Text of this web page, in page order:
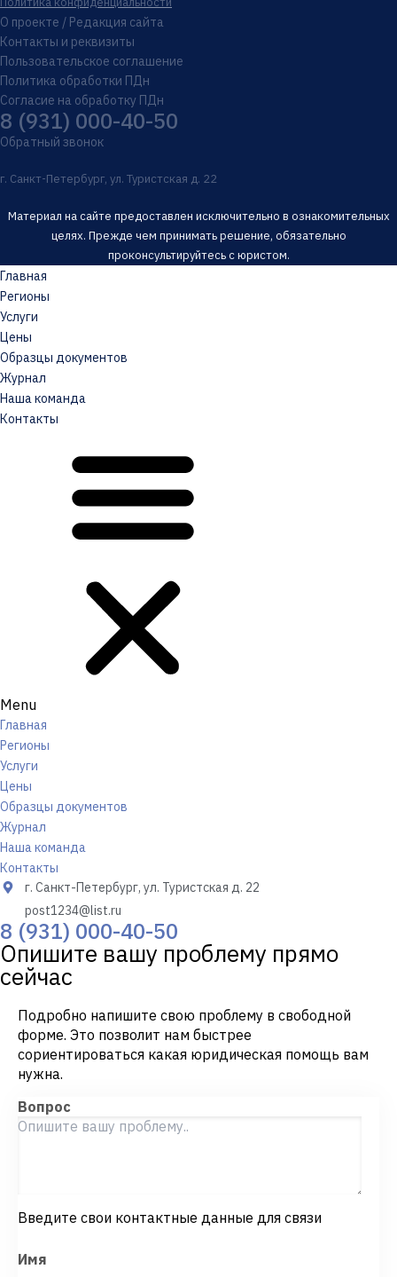
О проекте / Редакция сайта
Контакты и реквизиты
Пользовательское соглашение
Политика обработки ПДн
Согласие на обработку ПДн
8 (931) 000-40-50
Обратный звонок
г. Санкт-Петербург, ул. Туристская д. 22
Материал на сайте предоставлен исключительно в ознакомительных
целях. Прежде чем принимать решение, обязательно
проконсультируйтесь с юристом.
Главная
Регионы
Услуги
Цены
Образцы документов
Журнал
Наша команда
Контакты
Menu
Главная
Регионы
Услуги
Цены
Образцы документов
Журнал
Наша команда
Контакты
г. Санкт-Петербург, ул. Туристская д. 22
post1234@list.ru
8 (931) 000-40-50
Опишите вашу проблему прямо
сейчас
Подробно напишите свою проблему в свободной
форме. Это позволит нам быстрее
сориентироваться какая юридическая помощь вам
нужна.
Вопрос
Введите свои контактные данные для связи
Имя